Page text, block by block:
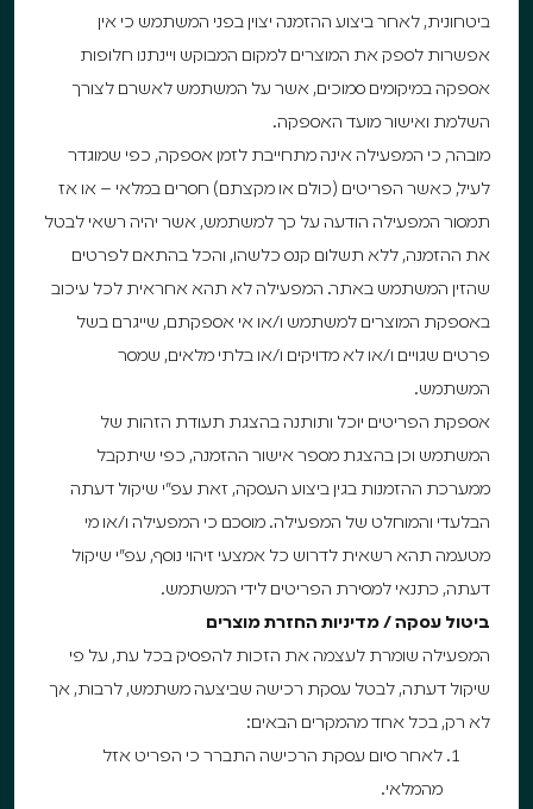
ביטחונית, לאחר ביצוע ההזמנה יצוין בפני המשתמש כי אין
אפשרות לספק את המוצרים למקום המבוקש ויינתנו חלופות
אספקה במיקומים סמוכים, אשר על המשתמש לאשרם לצורך
השלמת ואישור מועד האספקה.
מובהר, כי המפעילה אינה מתחייבת לזמן אספקה, כפי שמוגדר
לעיל, כאשר הפריטים (כולם או מקצתם) חסרים במלאי – או אז
תמסור המפעילה הודעה על כך למשתמש, אשר יהיה רשאי לבטל
את ההזמנה, ללא תשלום קנס כלשהו, והכל בהתאם לפרטים
שהזין המשתמש באתר. המפעילה לא תהא אחראית לכל עיכוב
באספקת המוצרים למשתמש ו/או אי אספקתם, שייגרם בשל
פרטים שגויים ו/או לא מדויקים ו/או בלתי מלאים, שמסר
המשתמש.
אספקת הפריטים יוכל ותותנה בהצגת תעודת הזהות של
המשתמש וכן בהצגת מספר אישור ההזמנה, כפי שיתקבל
ממערכת ההזמנות בגין ביצוע העסקה, זאת עפ”י שיקול דעתה
הבלעדי והמוחלט של המפעילה. מוסכם כי המפעילה ו/או מי
מטעמה תהא רשאית לדרוש כל אמצעי זיהוי נוסף, עפ”י שיקול
דעתה, כתנאי למסירת הפריטים לידי המשתמש.
ביטול עסקה / מדיניות החזרת מוצרים
המפעילה שומרת לעצמה את הזכות להפסיק בכל עת, על פי
שיקול דעתה, לבטל עסקת רכישה שביצעה משתמש, לרבות, אך
לא רק, בכל אחד מהמקרים הבאים:
לאחר סיום עסקת הרכישה התברר כי הפריט אזל
מהמלאי.